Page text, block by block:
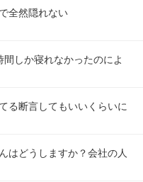
全然隠れない
しか寝れなかったのによ
る断言してもいいくらいに
はどうしますか？会社の人